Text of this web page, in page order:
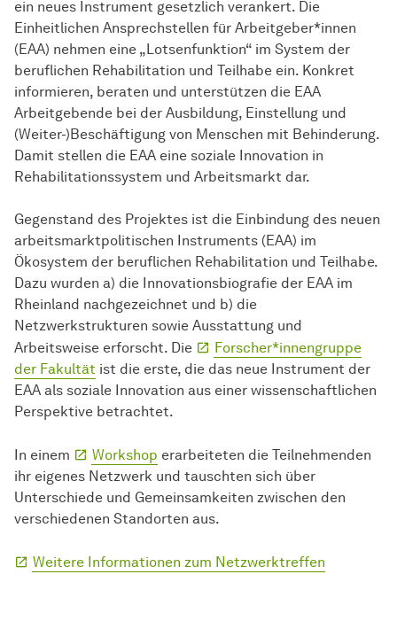
ein neues Instrument gesetzlich verankert. Die
Einheitlichen Ansprechstellen für Arbeitgeber*innen
(EAA) nehmen eine „Lotsenfunktion“ im System der
beruflichen Rehabilitation und Teilhabe ein. Konkret
informieren, beraten und unterstützen die EAA
Arbeitgebende bei der Ausbildung, Einstellung und
(Weiter-)Beschäftigung von Menschen mit Behinderung.
Damit stellen die EAA eine soziale Innovation in
Rehabilitationssystem und Arbeitsmarkt dar.
Gegenstand des Projektes ist die Einbindung des neuen
arbeitsmarktpolitischen Instruments (EAA) im
Ökosystem der beruflichen Rehabilitation und Teilhabe.
Dazu wurden a) die Innovationsbiografie der EAA im
Rheinland nachgezeichnet und b) die
Netzwerkstrukturen sowie Ausstattung und
Arbeitsweise erforscht. Die
Forscher*innengruppe
der Fakultät ist die erste, die das neue Instrument der
EAA als soziale Innovation aus einer wissenschaftlichen
Perspektive betrachtet.
In einem Workshop erarbeiteten die Teilnehmenden
ihr eigenes Netzwerk und tauschten sich über
Unterschiede und Gemeinsamkeiten zwischen den
verschiedenen Standorten aus.
Weitere Informationen zum Netzwerktreffen